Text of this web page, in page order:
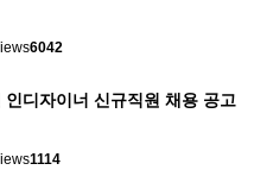
6042
디자이너 신규직원 채용 공고
1114